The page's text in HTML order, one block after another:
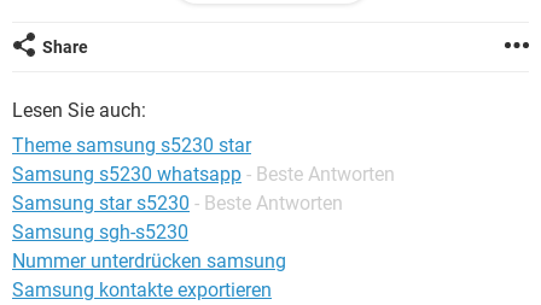
Share
Lesen Sie auch:
Theme samsung s5230 star
Samsung s5230 whatsapp - Beste Antworten
Samsung star s5230 - Beste Antworten
Samsung sgh-s5230
Nummer unterdrücken samsung
Samsung kontakte exportieren